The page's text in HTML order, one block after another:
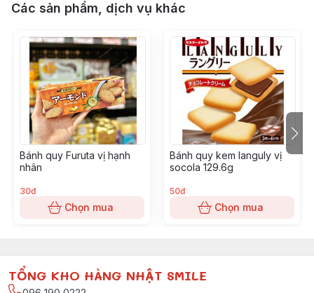
Các sản phẩm, dịch vụ khác
Bánh quy Furuta vị hạnh
nhân
30đ
Chọn mua
Bánh quy kem languly vị
socola 129.6g
50đ
Chọn mua
TỔNG KHO HÀNG NHẬT SMILE